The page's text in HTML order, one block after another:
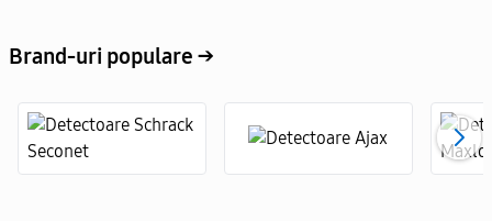
Brand-uri populare →